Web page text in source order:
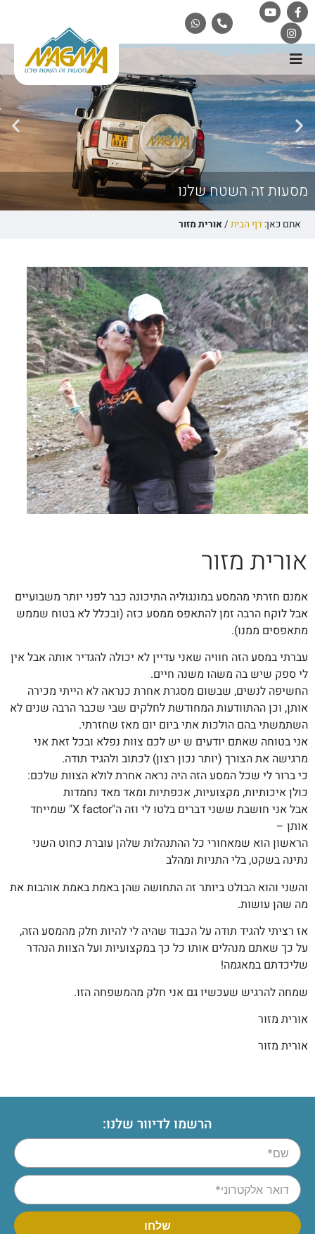
מסעות זה השטח שלנו
אתם כאן: דף הבית /אורית מזור
אורית מזור
אמנם חזרתי מהמסע במונגוליה התיכונה כבר לפני יותר משבועיים
אבל לוקח הרבה זמן להתאפס ממסע כזה (ובכלל לא בטוח שממש
מתאפסים ממנו).
עברתי במסע הזה חוויה שאני עדיין לא יכולה להגדיר אותה אבל אין
לי ספק שיש בה משהו משנה חיים.
החשיפה לנשים, שבשום מסגרת אחרת כנראה לא הייתי מכירה
אותן, וכן ההתוודעות המחודשת לחלקים שבי שכבר הרבה שנים לא
השתמשתי בהם הולכות אתי ביום יום מאז שחזרתי.
אני בטוחה שאתם יודעים ש יש לכם צוות נפלא ובכל זאת אני
מרגישה את הצורך (יותר נכון רצון) לכתוב ולהגיד תודה.
כי ברור לי שכל המסע הזה היה נראה אחרת לולא הצוות שלכם:
כולן איכותיות, מקצועיות, אכפתיות ומאד מאד נחמדות
אבל אני חושבת ששני דברים בלטו לי וזה ה"X factor" שמייחד
אותן –
הראשון הוא שמאחורי כל ההתנהלות שלהן עוברת כחוט השני
נתינה בשקט, בלי התניות ומהלב
והשני והוא הבולט ביותר זה התחושה שהן באמת באמת אוהבות את
מה שהן עושות.
אז רציתי להגיד תודה על הכבוד שהיה לי להיות חלק מהמסע הזה,
על כך שאתם מנהלים אותו כל כך במקצועיות ועל הצוות הנהדר
שליכדתם במאגמה!
שמחה להרגיש שעכשיו גם אני חלק מהמשפחה הזו.
אורית מזור
אורית מזור
הרשמו לדיוור שלנו: